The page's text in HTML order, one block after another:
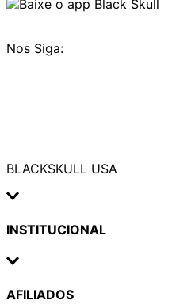
Nos Siga:
BLACKSKULL USA
INSTITUCIONAL
AFILIADOS